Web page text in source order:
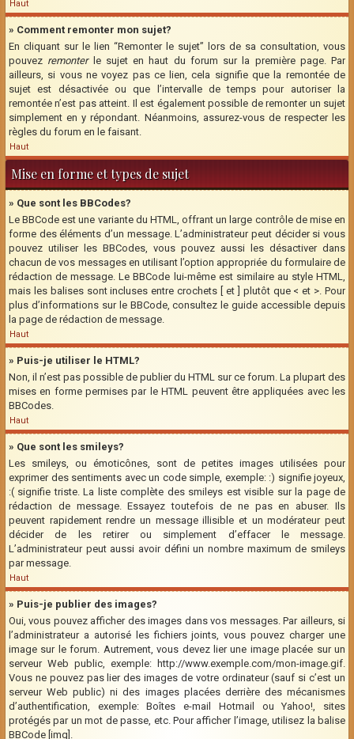
Haut
» Comment remonter mon sujet?
En cliquant sur le lien “Remonter le sujet” lors de sa consultation, vous
pouvez remonterle sujet en haut du forum sur la première page. Par
ailleurs, si vous ne voyez pas ce lien, cela signifie que la remontée de
sujet est désactivée ou que l’intervalle de temps pour autoriser la
remontée n’est pas atteint. Il est également possible de remonter un sujet
simplement en y répondant. Néanmoins, assurez-vous de respecter les
règles du forum en le faisant.
Haut
Mise en forme et types de sujet
» Que sont les BBCodes?
Le BBCode est une variante du HTML, offrant un large contrôle de mise en
forme des éléments d’un message. L’administrateur peut décider si vous
pouvez utiliser les BBCodes, vous pouvez aussi les désactiver dans
chacun de vos messages en utilisant l’option appropriée du formulaire de
rédaction de message. Le BBCode lui-même est similaire au style HTML,
mais les balises sont incluses entre crochets [ et ] plutôt que < et >. Pour
plus d’informations sur le BBCode, consultez le guide accessible depuis
la page de rédaction de message.
Haut
» Puis-je utiliser le HTML?
Non, il n’est pas possible de publier du HTML sur ce forum. La plupart des
mises en forme permises par le HTML peuvent être appliquées avec les
BBCodes.
Haut
» Que sont les smileys?
Les smileys, ou émoticônes, sont de petites images utilisées pour
exprimer des sentiments avec un code simple, exemple: :) signifie joyeux,
:( signifie triste. La liste complète des smileys est visible sur la page de
rédaction de message. Essayez toutefois de ne pas en abuser. Ils
peuvent rapidement rendre un message illisible et un modérateur peut
décider de les retirer ou simplement d’effacer le message.
L’administrateur peut aussi avoir défini un nombre maximum de smileys
par message.
Haut
» Puis-je publier des images?
Oui, vous pouvez afficher des images dans vos messages. Par ailleurs, si
l’administrateur a autorisé les fichiers joints, vous pouvez charger une
image sur le forum. Autrement, vous devez lier une image placée sur un
serveur Web public, exemple: http://www.exemple.com/mon-image.gif.
Vous ne pouvez pas lier des images de votre ordinateur (sauf si c’est un
serveur Web public) ni des images placées derrière des mécanismes
d’authentification, exemple: Boîtes e-mail Hotmail ou Yahoo!, sites
protégés par un mot de passe, etc. Pour afficher l’image, utilisez la balise
BBCode [img].